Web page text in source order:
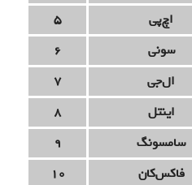
اچ‌پی
5
سونی
6
ال‌جی
7
اینتل
8
سامسونگ
9
فاکس‌کان
10